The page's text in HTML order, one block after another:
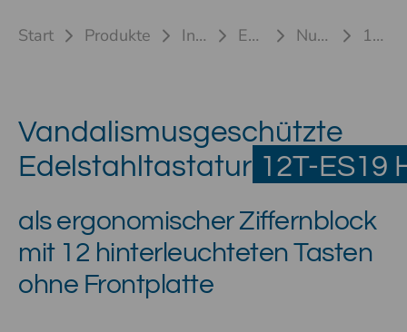
Start Produkte Industrietastaturen Edelstahltastaturen Nummernblock 12T-ES 12T-ES19-HL EBV
Vandalismusgeschützte
Edelstahltastatur 12T-ES19
als ergonomischer Ziffernblock
mit 12 hinterleuchteten Tasten
ohne Frontplatte